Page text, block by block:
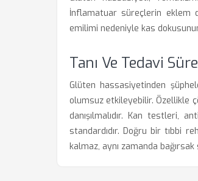
İnflamatuar süreçlerin eklem
emilimi nedeniyle kas
Tanı Ve Tedavi
Glüten hassasiyetinden
olumsuz etkileyebilir. Özellikle
danışılmalıdır. Kan testleri,
standardıdır. Doğru bir tıbbi
kalmaz, aynı zamanda